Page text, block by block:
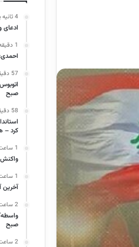
4 ثانیه پیش
ادعای
1 دقیقه پیش
57 دقیقه پیش
صبح
58 دقیقه پیش
کرد
1 ساعت پیش
واکنش
1 ساعت پیش
آخرین
2 ساعت پیش
صبح
2 ساعت پیش